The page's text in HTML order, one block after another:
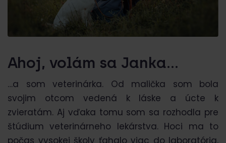
Ahoj, volám sa Janka...
…a som veterinárka. Od malička som bola
svojim otcom vedená k láske a úcte k
zvieratám. Aj vďaka tomu som sa rozhodla pre
štúdium veterinárneho lekárstva. Hoci ma to
počas vysokej školy ťahalo viac do laboratória,